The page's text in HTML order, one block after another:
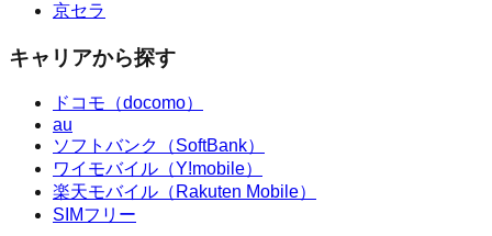
京セラ
キャリアから探す
ドコモ（docomo）
au
ソフトバンク（SoftBank）
ワイモバイル（Y!mobile）
楽天モバイル（Rakuten Mobile）
SIMフリー